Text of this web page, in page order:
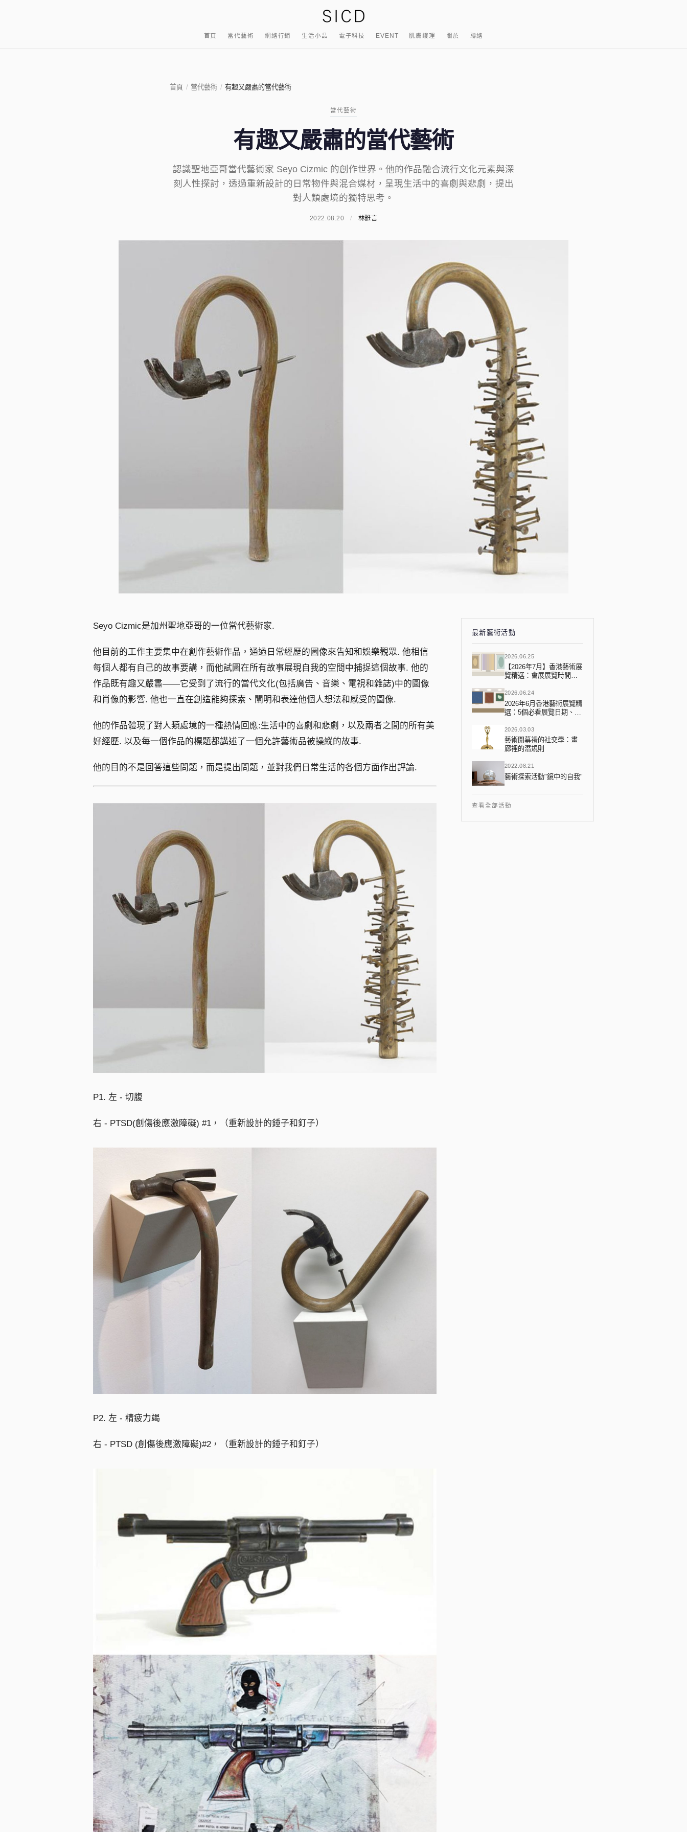
首頁 當代藝術 網絡行銷 生活小品 電子科技 EVENT 肌膚護理 關於 聯絡
首頁 / 當代藝術 / 有趣又嚴肅的當代藝術
當代藝術
有趣又嚴肅的當代藝術
認識聖地亞哥當代藝術家 Seyo Cizmic 的創作世界。他的作品融合流行文化元素與深
刻人性探討，透過重新設計的日常物件與混合媒材，呈現生活中的喜劇與悲劇，提出
對人類處境的獨特思考。
2022.08.20 / 林雅言
Seyo Cizmic是加州聖地亞哥的一位當代藝術家.
他目前的工作主要集中在創作藝術作品，通過日常經歷的圖像來告知和娛樂觀眾. 他相信
每個人都有自己的故事要講，而他試圖在所有故事展現自我的空間中捕捉這個故事. 他的
作品既有趣又嚴肅——它受到了流行的當代文化(包括廣告、音樂、電視和雜誌)中的圖像
和肖像的影響. 他也一直在創造能夠探索、闡明和表達他個人想法和感受的圖像.
他的作品體現了對人類處境的一種熱情回應:生活中的喜劇和悲劇，以及兩者之間的所有美
好經歷. 以及每一個作品的標題都講述了一個允許藝術品被操縱的故事.
他的目的不是回答這些問題，而是提出問題，並對我們日常生活的各個方面作出評論.
P1. 左 - 切腹
右 - PTSD(創傷後應激障礙) #1，（重新設計的錘子和釘子）
P2. 左 - 精疲力竭
右 - PTSD (創傷後應激障礙)#2，（重新設計的錘子和釘子）
最新藝術活動
2026.06.25
【2026年7月】香港藝術展
覽精選：會展展覽時間表
2026.06.24
2026年6月香港藝術展覽精
選：5個必看展覽日期、地
2026.03.03
藝術開幕禮的社交學：畫
廊裡的潛規則
2022.08.21
藝術探索活動"鏡中的自我"
查看全部活動